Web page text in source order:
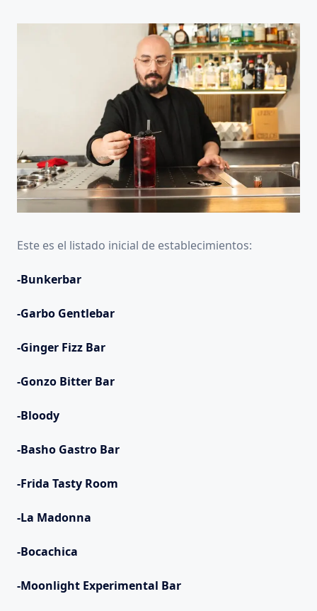
Este es el listado inicial de establecimientos:
-Bunkerbar
-Garbo Gentlebar
-Ginger Fizz Bar
-Gonzo Bitter Bar
-Bloody
-Basho Gastro Bar
-Frida Tasty Room
-La Madonna
-Bocachica
-Moonlight Experimental Bar